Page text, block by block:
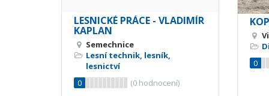
LESNICKÉ PRÁCE - VLADIMÍR
KAPLAN
Semechnice
Lesní technik, lesník,
lesnictví
0
(0 hodnocení)
0